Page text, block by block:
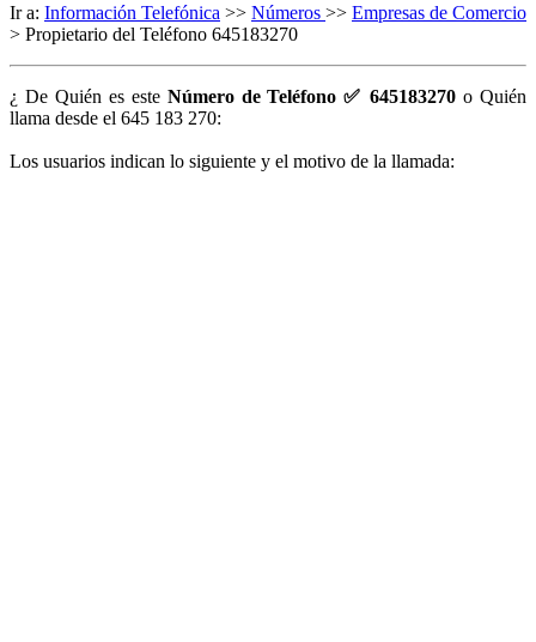
Ir a: Información Telefónica >> Números >> Empresas de Comercio
> Propietario del Teléfono 645183270
¿ De Quién es este Número de Teléfono ✅ 645183270 o Quién
llama desde el 645 183 270:
Los usuarios indican lo siguiente y el motivo de la llamada: